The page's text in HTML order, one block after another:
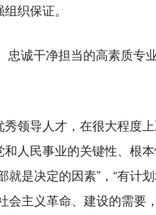
织保证。
诚干净担当的高素质专
领导人才，在很大程度
人民事业的关键性、根
是决定的因素”，“有计
会主义革命、建设的需要